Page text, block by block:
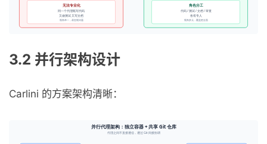
3.2 并行架构设计
Carlini 的方案架构清晰：